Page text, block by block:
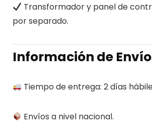
Transformador y panel de
por separado.
Información de
Tiempo de entrega: 2 días
Envíos a nivel nacional.